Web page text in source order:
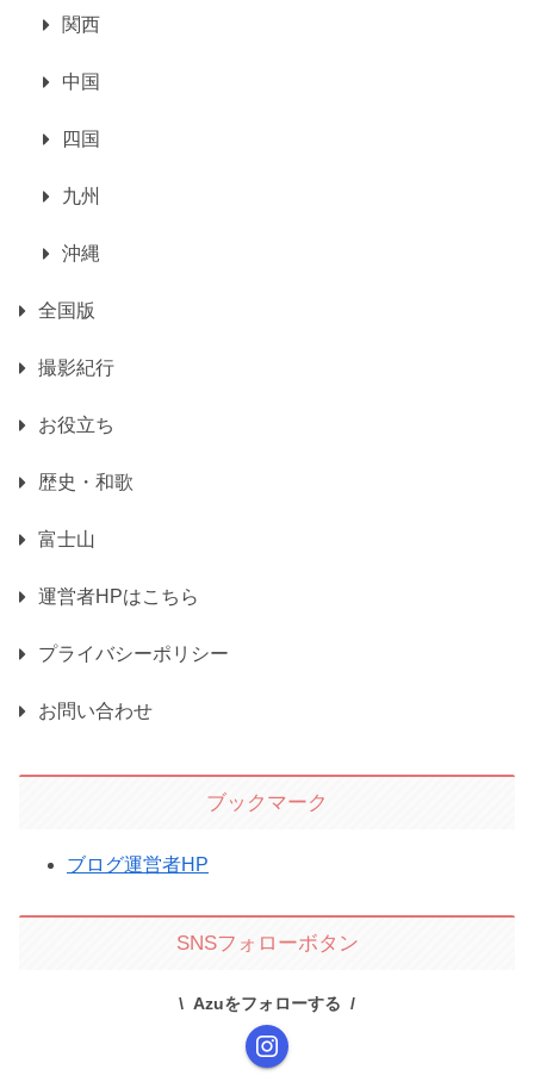
関西
中国
四国
九州
沖縄
全国版
撮影紀行
お役立ち
歴史・和歌
富士山
運営者HPはこちら
プライバシーポリシー
お問い合わせ
ブックマーク
ブログ運営者HP
SNSフォローボタン
Azuをフォローする